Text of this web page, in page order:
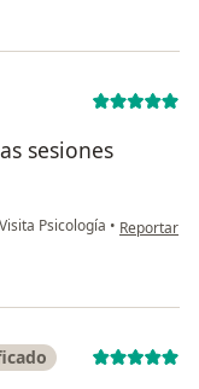
sesiones
Visita Psicología • en opinión
Reportar